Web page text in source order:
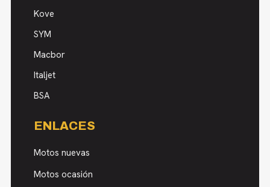
Kove
SYM
Macbor
Italjet
BSA
ENLACES
Motos nuevas
Motos ocasión